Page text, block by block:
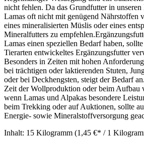
nicht fehlen. Da das Grundfutter in
Lamas oft nicht mit genügend Nährstoffen
eines mineralisierten Müslis oder eines
Mineralfutters zu
Lamas einen speziellen Bedarf haben,
Tierarten entwickeltes Ergänzungsfutter
Besonders in Zeiten mit hohen
bei trächtigen oder laktierenden Stuten,
oder bei Deckhengsten, steigt der Bedarf
Zeit der Wollproduktion oder beim Aufbau
wenn Lamas und Alpakas besondere
beim Trekking oder auf Auktionen, sollte
Energie- sowie Mineralstoffversorgung
Inhalt: 15 Kilogramm (1,45 €* / 1